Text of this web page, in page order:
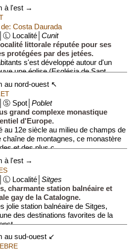
à l'est →
de: Costa Daurada
Localité│Cunit
littorale réputée pour ses
protégées par des jetées.
s'est développé autour d'un
une église (Església de Sant
au nord-ouest ↖
Spot│Poblet
grand complexe monastique
d'Europe.
au 12e siècle au milieu de champs de
chaîne de montagnes, ce monastère
et des plus c...
à l'est →
Localité│Sitges
charmante station balnéaire et
gay de la Catalogne.
jolie station balnéaire de Sitges,
des destinations favorites de la
au sud-ouest ↙